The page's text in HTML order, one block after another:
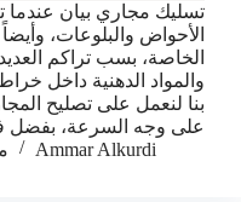
تسليك مجاري بيان عندما
الأحواض والبلوعات،
الخاصة، بسب تراكم
والمواد الدهنية داخل
بنا لنعمل على تصليح
على وجه السرعة،
Ammar Alkurdi